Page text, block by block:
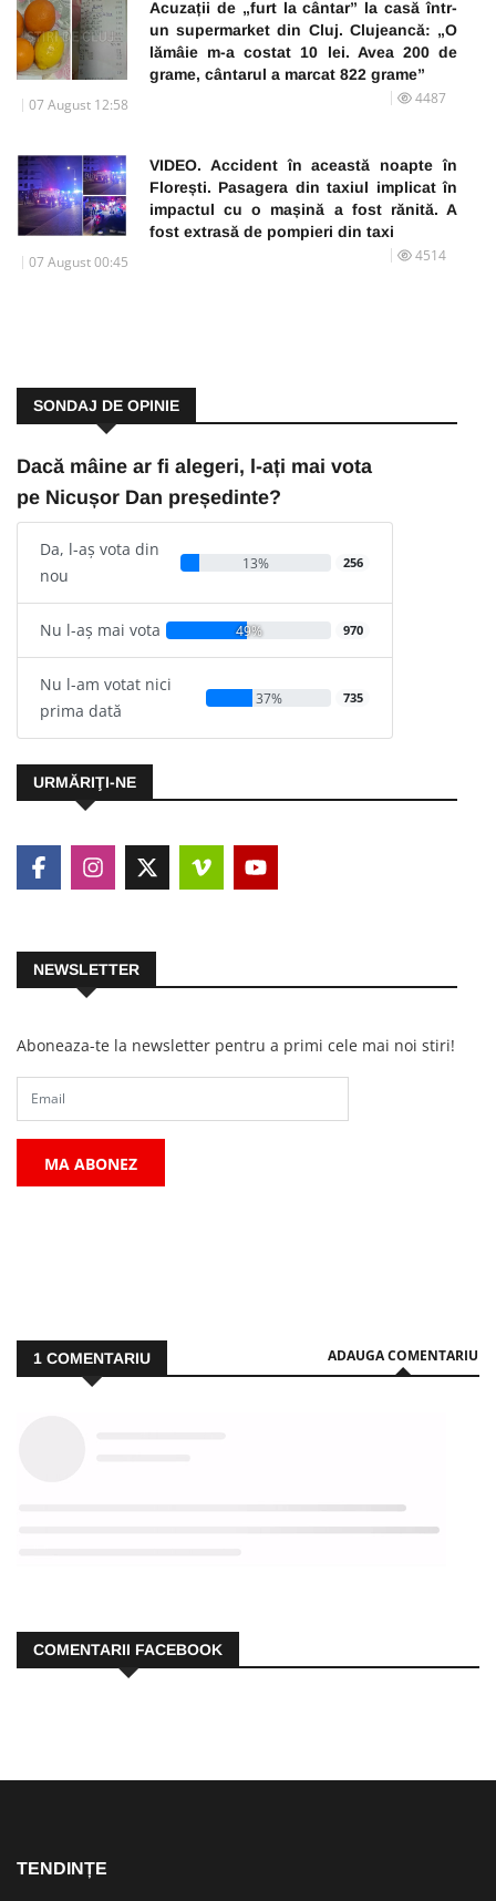
Acuzații de „furt la cântar” la casă într-
un supermarket din Cluj. Clujeancă: „O
lămâie m-a costat 10 lei. Avea 200 de
grame, cântarul a marcat 822 grame”
07 August 12:58 4487
VIDEO. Accident în această noapte în
Florești. Pasagera din taxiul implicat în
impactul cu o mașină a fost rănită. A
fost extrasă de pompieri din taxi
07 August 00:45 4514
SONDAJ DE OPINIE
Dacă mâine ar fi alegeri, l-ați mai vota
pe Nicușor Dan președinte?
Da, l-aș vota din
nou
13% 256
Nu l-aș mai vota 49% 970
Nu l-am votat nici
prima dată
37% 735
URMĂRIŢI-NE
NEWSLETTER
Aboneaza-te la newsletter pentru a primi cele mai noi stiri!
MA ABONEZ
1 COMENTARIU ADAUGA COMENTARIU
COMENTARII FACEBOOK
TENDINȚE